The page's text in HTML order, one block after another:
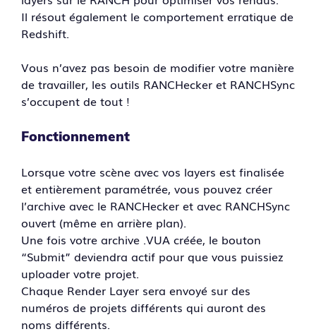
Il résout également le comportement erratique de
Redshift.
Vous n’avez pas besoin de modifier votre manière
de travailler, les outils RANCHecker et RANCHSync
s’occupent de tout !
Fonctionnement
Lorsque votre scène avec vos layers est finalisée
et entièrement paramétrée, vous pouvez créer
l’archive avec le RANCHecker et avec RANCHSync
ouvert (même en arrière plan).
Une fois votre archive .VUA créée, le bouton
“Submit” deviendra actif pour que vous puissiez
uploader votre projet.
Chaque Render Layer sera envoyé sur des
numéros de projets différents qui auront des
noms différents.